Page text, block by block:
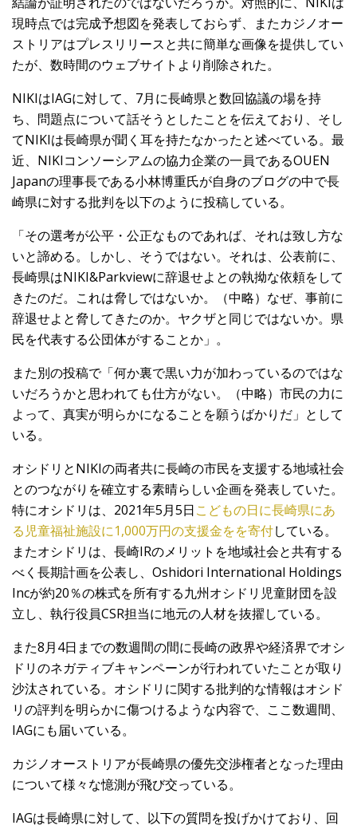
現時点では完成予想図を発表しておらず、またカジノオー
ストリアはプレスリリースと共に簡単な画像を提供してい
たが、数時間のウェブサイトより削除された。
NIKIはIAGに対して、7月に長崎県と数回協議の場を持
ち、問題点について話そうとしたことを伝えており、そし
てNIKIは長崎県が聞く耳を持たなかったと述べている。最
近、NIKIコンソーシアムの協力企業の一員であるOUEN
Japanの理事長である小林博重氏が自身のブログの中で長
崎県に対する批判を以下のように投稿している。
「その選考が公平・公正なものであれば、それは致し方な
いと諦める。しかし、そうではない。それは、公表前に、
長崎県はNIKI&Parkviewに辞退せよとの執拗な依頼をして
きたのだ。これは脅しではないか。（中略）なぜ、事前に
辞退せよと脅してきたのか。ヤクザと同じではないか。県
民を代表する公団体がすることか」。
また別の投稿で「何か裏で黒い力が加わっているのではな
いだろうかと思われても仕方がない。（中略）市民の力に
よって、真実が明らかになることを願うばかりだ」として
いる。
オシドリとNIKIの両者共に長崎の市民を支援する地域社会
とのつながりを確立する素晴らしい企画を発表していた。
特にオシドリは、2021年5月5日こどもの日に長崎県にあ
る児童福祉施設に1,000万円の支援金をを寄付している。
またオシドリは、長崎IRのメリットを地域社会と共有する
べく長期計画を公表し、Oshidori International Holdings
Incが約20％の株式を所有する九州オシドリ児童財団を設
立し、執行役員CSR担当に地元の人材を抜擢している。
また8月4日までの数週間の間に長崎の政界や経済界でオシ
ドリのネガティブキャンペーンが行われていたことが取り
沙汰されている。オシドリに関する批判的な情報はオシド
リの評判を明らかに傷つけるような内容で、ここ数週間、
IAGにも届いている。
カジノオーストリアが長崎県の優先交渉権者となった理由
について様々な憶測が飛び交っている。
IAGは長崎県に対して、以下の質問を投げかけており、回